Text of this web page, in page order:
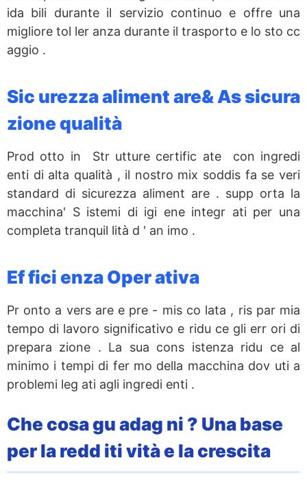
ida bili durante il servizio continuo e offre una
migliore tol ler anza durante il trasporto e lo sto cc
aggio .
Sic urezza aliment are& As sicura
zione qualità
Prod otto in Str utture certific ate con ingredi
enti di alta qualità , il nostro mix soddis fa se veri
standard di sicurezza aliment are . supp orta la
macchina' S istemi di igi ene integr ati per una
completa tranquil lità d ' an imo .
Ef fici enza Oper ativa
Pr onto a vers are e pre - mis co lata , ris par mia
tempo di lavoro significativo e ridu ce gli err ori di
prepara zione . La sua cons istenza ridu ce al
minimo i tempi di fer mo della macchina dov uti a
problemi leg ati agli ingredi enti .
Che cosa gu adag ni ? Una base
per la redd iti vità e la crescita